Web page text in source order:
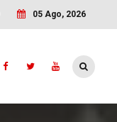
05 Ago, 2026